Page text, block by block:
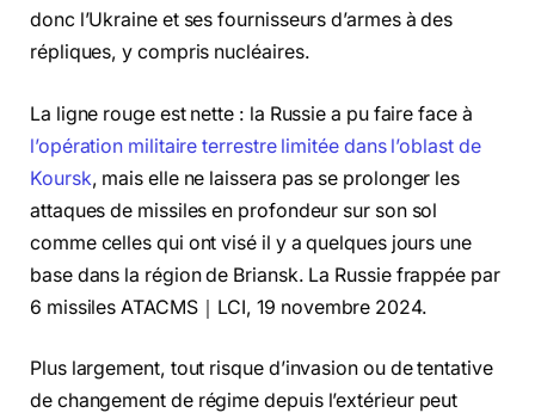
donc l’Ukraine et ses fournisseurs d’armes à des
répliques, y compris nucléaires.
La ligne rouge est nette : la Russie a pu faire face à
l’opération militaire terrestre limitée dans l’oblast de
Koursk, mais elle ne laissera pas se prolonger les
attaques de missiles en profondeur sur son sol
comme celles qui ont visé il y a quelques jours une
base dans la région de Briansk. La Russie frappée par
6 missiles ATACMS｜LCI, 19 novembre 2024.
Plus largement, tout risque d’invasion ou de tentative
de changement de régime depuis l’extérieur peut